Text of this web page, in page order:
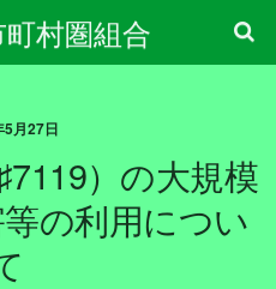
村圏組合
月27日
）の大規模
の利用につい